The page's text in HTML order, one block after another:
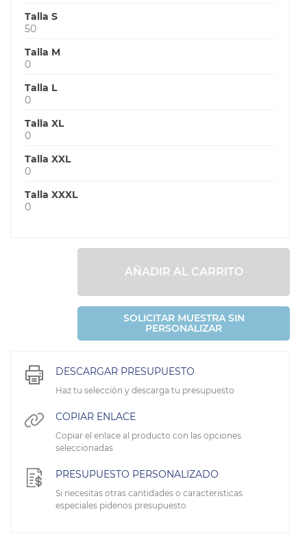
Talla S
50
Talla M
0
Talla L
0
Talla XL
0
Talla XXL
0
Talla XXXL
0
AÑADIR AL CARRITO
SOLICITAR MUESTRA SIN
PERSONALIZAR
DESCARGAR PRESUPUESTO
Haz tu selección y descarga tu presupuesto
COPIAR ENLACE
Copiar el enlace al producto con las opciones
seleccionadas
PRESUPUESTO PERSONALIZADO
Si necesitas otras cantidades o caracteristicas
especiales pidenos presupuesto